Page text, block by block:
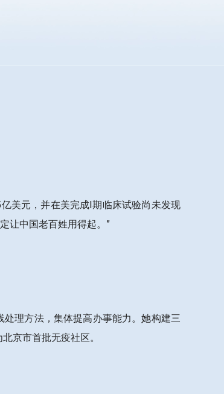
美元，并在美完成I期临床试验尚未发现
让中国老百姓用得起。”
理方法，集体提高办事能力。她构建三
京市首批无疫社区。